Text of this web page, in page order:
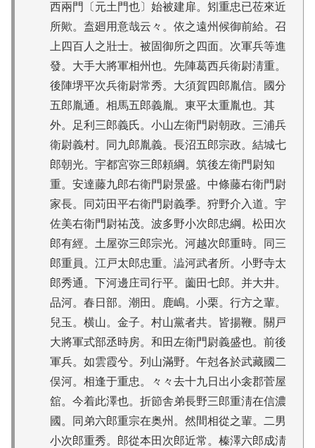
西兩門〔元土門也〕始被建扉。矧重忠已莅來近
所歟。盍廻用意哉云々。依之遠州候御前給。召
上四百人之壯士。被固御所之四面。次軍兵等進
發。大手大將軍相州也。先陣葛西兵衛尉淸重。
後陣堺平次兵衛尉常秀。大須賀四郎胤信。國分
五郎胤通。相馬五郎義胤。東平太重胤也。其
外。足利三郎義氏。小山左衛門尉朝政。三浦兵
衛尉義村。同九郎胤義。長沼五郎宗政。結城七
郎朝光。宇都宮弥三郎頼綱。筑後左衛門尉知
重。安達藤九郎右衛門尉景盛。中條藤右衛門尉
家長。同苅田平右衛門尉義季。狩野介入道。宇
佐美右衛門尉祐茂。波多野小次郎忠綱。松田次
郎有經。土屋弥三郎宗光。河越次郎重時。同三
郎重員。江戸太郎忠重。澁河武者所。小野寺太
郎秀通。下河邊庄司行平。薗田七郎。并大井。
品河。春日部。潮田。鹿嶋。小栗。行方之輩。
兒玉。横山。金子。村山黨者共。皆揚鞭。關戸
大將軍式部丞時房。和田左衛門尉義盛也。前後
軍兵。如雲霞兮。列山滿野。午尅各於武藏國二
俣河。相逢于重忠。々々去十九日出小衾郡菅屋
舘。今着此澤也。折節舎弟長野三郎重淸在信濃
國。同弟六郎重宗在奥州。然間相從之輩。二男
小次郎重秀。郎從本田次郎近常。榛澤六郎成淸